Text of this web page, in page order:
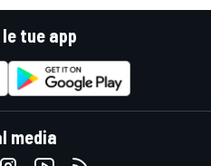
tue app
media